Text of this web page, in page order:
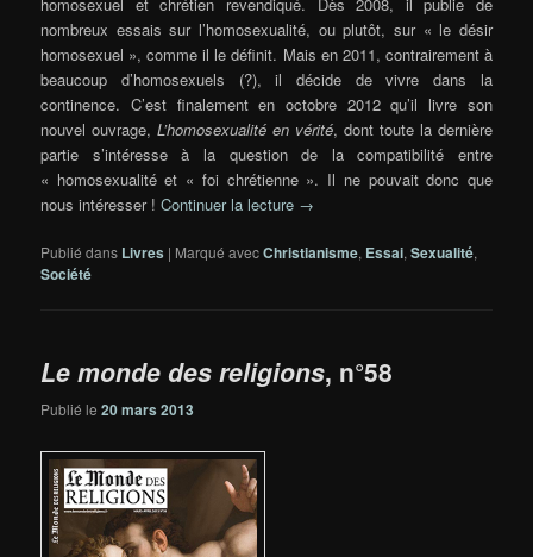
nombreux essais sur l’homosexualité, ou plutôt, sur « le désir
homosexuel », comme il le définit. Mais en 2011, contrairement à
beaucoup d’homosexuels (?), il décide de vivre dans la
continence. C’est finalement en octobre 2012 qu’il livre son
nouvel ouvrage,L’homosexualité en vérité, dont toute la dernière
partie s’intéresse à la question de la compatibilité entre
« homosexualité et « foi chrétienne ». Il ne pouvait donc que
nous intéresser !Continuer la lecture →
Publié dans Livres | Marqué avecChristianisme, Essai,Sexualité,
Société
Le monde des religions, n°58
Publié le20 mars 2013